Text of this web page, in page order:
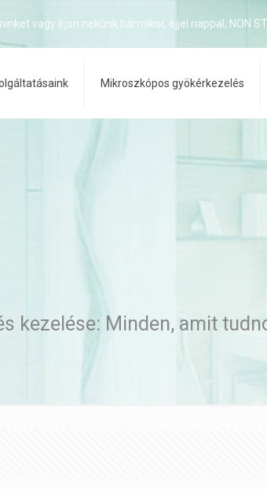
vagy írjon nekünk bármikor, éjjel nappal, NON
Mikroszkópos gyökérkezelés
kezelése: Minden, amit